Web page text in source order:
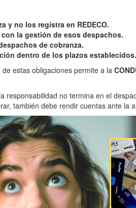
y no los registra en REDECO.
la gestión de esos despachos.
de cobranza.
dentro de los plazos establecidos.
estas obligaciones permite a la
responsabilidad no termina en el
también debe rendir cuentas ante la